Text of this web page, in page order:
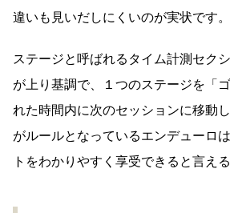
違いも見いだしにくいのが実状です。
ステージと呼ばれるタイム計測セク
が上り基調で、１つのステージを「
れた時間内に次のセッションに移動
がルールとなっているエンデューロ
トをわかりやすく享受できると言える